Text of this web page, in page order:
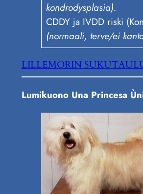
kondrodysplasia).
CDDY ja IVDD riski
(normaali, terve/ei
LILLEMORIN
Lumikuono Una Princesa